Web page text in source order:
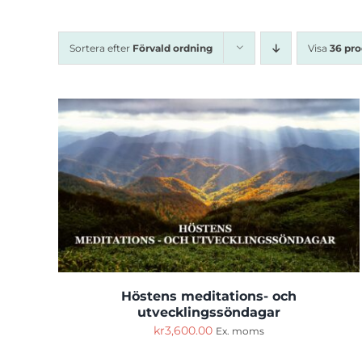
Sortera efter Förvald ordning Visa 36
Höstens meditations- och
utvecklingssöndagar
kr3,600.00 Ex. moms